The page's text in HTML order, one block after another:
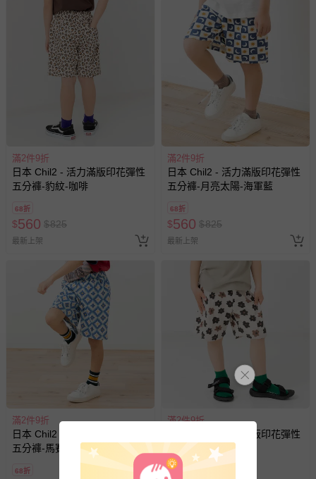
滿2件9折
日本 Chil2 - 活力滿版印花彈性
五分褲-豹紋-咖啡
68折
$560 $825
最新上架
滿2件9折
日本 Chil2 - 活力滿版印花彈性
五分褲-月亮太陽-海軍藍
68折
$560 $825
最新上架
滿2件9折
日本 Chil2 - 活力滿版印花彈性
五分褲-馬賽克幾何-藍系
68折
滿2件9折
日本 Chil2 - 活力滿版印花彈性
五分褲-花朵-奶油咖
68折